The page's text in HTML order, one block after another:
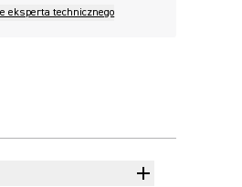
eksperta technicznego